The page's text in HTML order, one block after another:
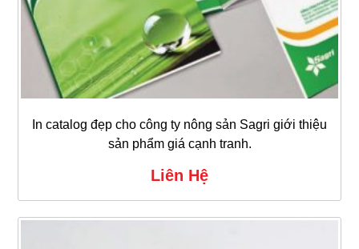
In catalog đẹp cho công ty nông sản Sagri giới thiệu
sản phẩm giá cạnh tranh.
Liên Hệ